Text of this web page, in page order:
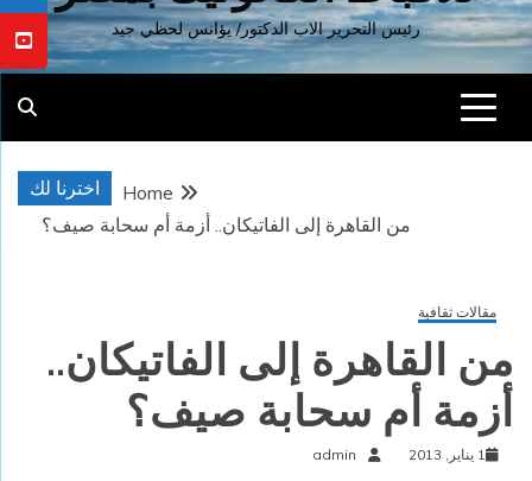
رئيس التحرير الاب الدكتور/ يؤانس لحظي جيد
اخترنا لك
Home
من القاهرة إلى الفاتيكان.. أزمة أم سحابة صيف؟
مقالات ثقافية
من القاهرة إلى الفاتيكان..
أزمة أم سحابة صيف؟
1 يناير, 2013 admin